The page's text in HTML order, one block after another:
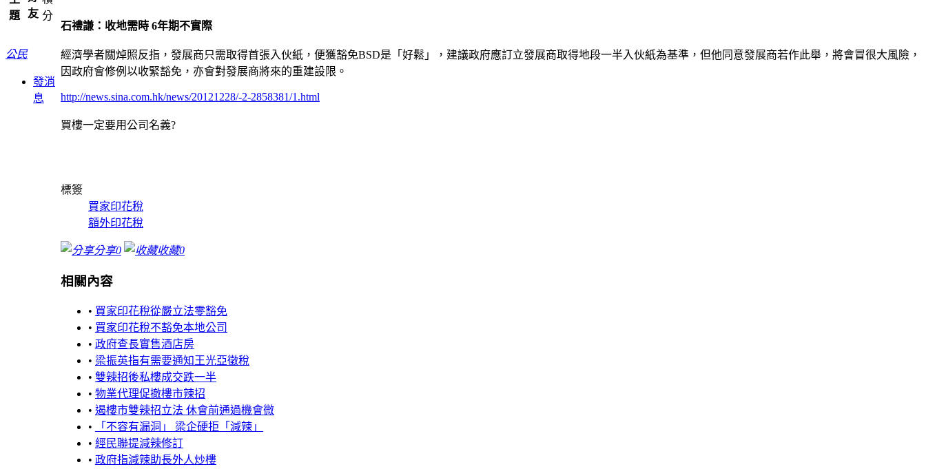
題
友 分
公民
發消
息
石禮謙：收地需時 6年期不實際
經濟學者關焯照反指，發展商只需取得首張入伙紙，便獲豁免BSD是「好鬆」，建議政府應訂立發展商取得地段一半入伙紙為基準，但他同意發展商若作此舉，將會冒很大風險，
因政府會修例以收緊豁免，亦會對發展商將來的重建設限。
http://news.sina.com.hk/news/20121228/-2-2858381/1.html
買樓一定要用公司名義?
標簽
買家印花稅
額外印花稅
分享0 收藏0
相關內容
• 買家印花稅從嚴立法零豁免
• 買家印花稅不豁免本地公司
• 政府查長實售酒店房
• 梁振英指有需要通知王光亞徵稅
• 雙辣招後私樓成交跌一半
• 物業代理促撤樓市辣招
• 遏樓市雙辣招立法 休會前通過機會微
•
「不容有漏洞」 梁企硬拒「減辣」
• 經民聯提減辣修訂
• 政府指減辣助長外人炒樓